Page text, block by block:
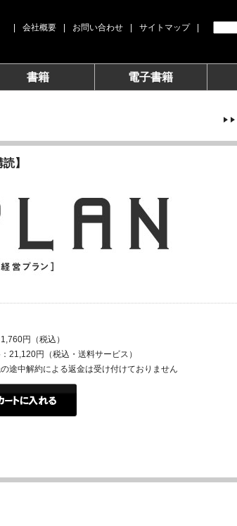
会社概要 お問い合わせ サイトマップ
書籍 電子書籍
】
円（税込）
21,120円（税込・送料サービス）
途中解約による返金は受け付けておりません